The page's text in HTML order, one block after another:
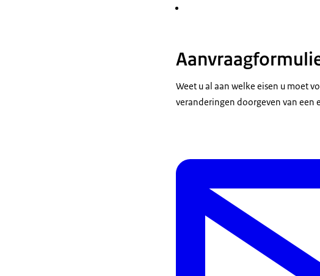
Weet u al aan welke eisen u moet
veranderingen doorgeven van een